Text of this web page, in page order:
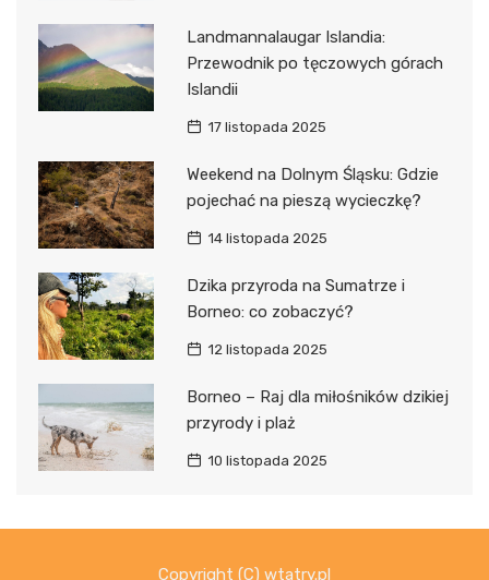
Landmannalaugar Islandia:
Przewodnik po tęczowych górach
Islandii
17 listopada 2025
Weekend na Dolnym Śląsku: Gdzie
pojechać na pieszą wycieczkę?
14 listopada 2025
Dzika przyroda na Sumatrze i
Borneo: co zobaczyć?
12 listopada 2025
Borneo – Raj dla miłośników dzikiej
przyrody i plaż
10 listopada 2025
Copyright (C) wtatry.pl